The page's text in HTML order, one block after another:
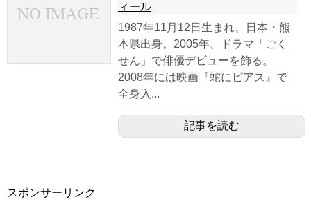
ィール
1987年11月12日生まれ、日本・熊
本県出身。2005年、ドラマ「ごく
せん」で俳優デビューを飾る。
2008年には映画『蛇にピアス』で
全身入...
記事を読む
スポンサーリンク